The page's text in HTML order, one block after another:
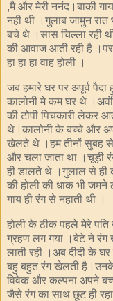
,मै और मेरी ननंद।बाकी
नही थी ।गुलाब जामुन
बचे थे ।सास चिल्ला रही
की आवाज आती रही है
हा हा हा वाह होली ।
जब हमारे घर पर अपूर्व
कालोनी मे कम घर थे
की टोपी पिचकारी लेकर
थे।कालोनी के बच्चे और
खेलते थे ।हम तीनों सुबह से
और चला जाता था ।चूड़ी
ही डालते थे ।गुलाल से ही
की होली की धाक भी जमने
गाय ही रंग से नहाती थी ।
होली के ठीक पहले मेरे
ग्रहण लग गया ।बेटे ने रंग
लाती रही ।अब दीदी के
बहु बहुत रंग खेलती है।उनके
विवेक और कल्पना अपने
जैसे रंग का साथ छूट ही